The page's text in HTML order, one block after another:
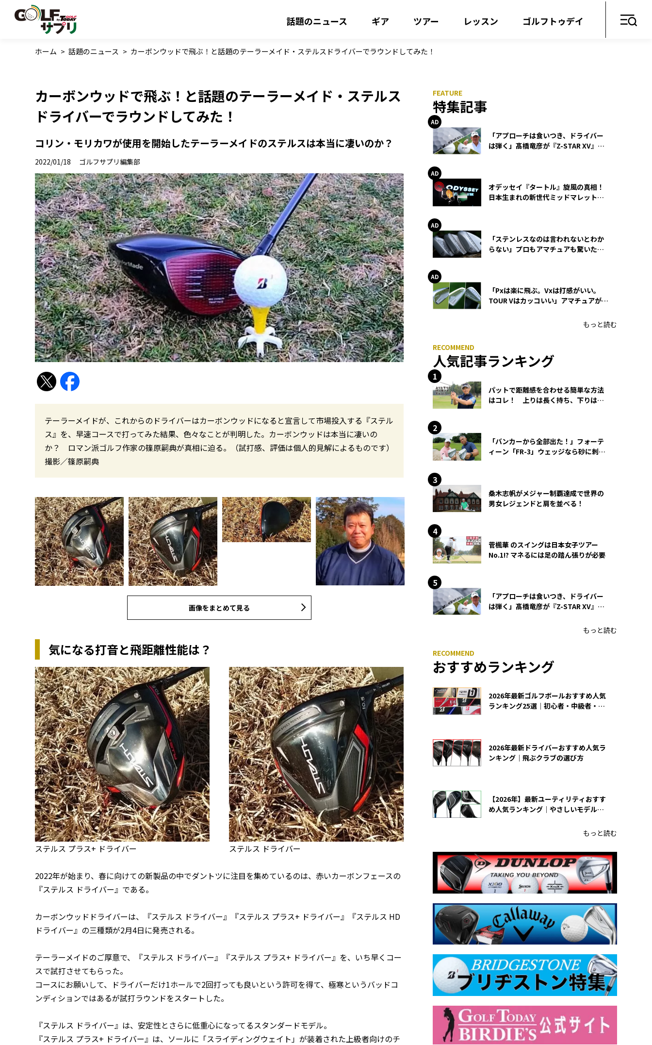
話題のニュース ギア ツアー レッスン ゴルフトゥデイ
ホーム > 話題のニュース > カーボンウッドで飛ぶ！と話題のテーラーメイド・ステルスドライバーでラウンドしてみた！
カーボンウッドで飛ぶ！と話題のテーラーメイド・ステルス
ドライバーでラウンドしてみた！
コリン・モリカワが使用を開始したテーラーメイドのステルスは本当に凄いのか？
2022/01/18 ゴルフサプリ編集部
テーラーメイドが、これからのドライバーはカーボンウッドになると宣言して市場投入する『ステル
ス』を、早速コースで打ってみた結果、色々なことが判明した。カーボンウッドは本当に凄いの
か？ ロマン派ゴルフ作家の篠原嗣典が真相に迫る。（試打感、評価は個人的見解によるものです）
撮影／篠原嗣典
画像をまとめて見る
気になる打音と飛距離性能は？
ステルス プラス+ ドライバー ステルス ドライバー
2022年が始まり、春に向けての新製品の中でダントツに注目を集めているのは、赤いカーボンフェースの
『ステルス ドライバー』である。
カーボンウッドドライバーは、『ステルス ドライバー』『ステルス プラス+ ドライバー』『ステルス HD
ドライバー』の三種類が2月4日に発売される。
テーラーメイドのご厚意で、『ステルス ドライバー』『ステルス プラス+ ドライバー』を、いち早くコー
スで試打させてもらった。
コースにお願いして、ドライバーだけ1ホールで2回打っても良いという許可を得て、極寒というバッドコ
ンディションではあるが試打ラウンドをスタートした。
『ステルス ドライバー』は、安定性とさらに低重心になってるスタンダードモデル。
『ステルス プラス+ ドライバー』は、ソールに「スライディングウェイト」が装着された上級者向けのチ
特集記事
「アプローチは食いつき、ドライバー
は弾く」髙橋竜彦が『Z-STAR XV』を
オデッセイ『タートル』旋風の真相！
日本生まれの新世代ミッドマレットが
「ステンレスなのは言われないとわか
らない」プロもアマチュアも驚いた
「Pxは楽に飛ぶ。Vxは打感がいい。
TOUR Vはカッコいい」アマチュアが選
もっと読む
人気記事ランキング
パットで距離感を合わせる簡単な方法
はコレ！ 上りは長く持ち、下りは短
「バンカーから全部出た！」フォーテ
ィーン「FR-3」ウェッジなら砂に刺さ
桑木志帆がメジャー制覇達成で世界の
男女レジェンドと肩を並べる！
菅楓華 のスイングは日本女子ツアー
No.1!? マネるには足の踏ん張りが必要
「アプローチは食いつき、ドライバー
は弾く」髙橋竜彦が『Z-STAR XV』を
もっと読む
おすすめランキング
2026年最新ゴルフボールおすすめ人気
ランキング25選｜初心者・中級者・上
2026年最新ドライバーおすすめ人気ラ
ンキング｜飛ぶクラブの選び方
【2026年】最新ユーティリティおすす
め人気ランキング｜やさしいモデルの
もっと読む